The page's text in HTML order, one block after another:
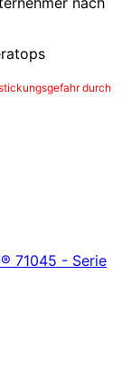
durch
71045 - Serie